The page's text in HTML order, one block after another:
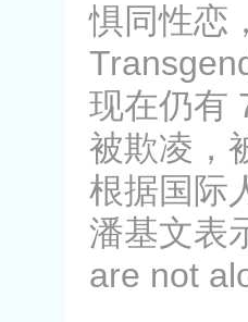
惧同性恋
现在仍有
被欺凌，
根据国际
潘基文表
are not